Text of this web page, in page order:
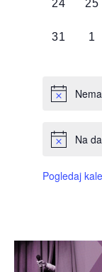
24 25
0
31
0
1
Na
Pogledaj